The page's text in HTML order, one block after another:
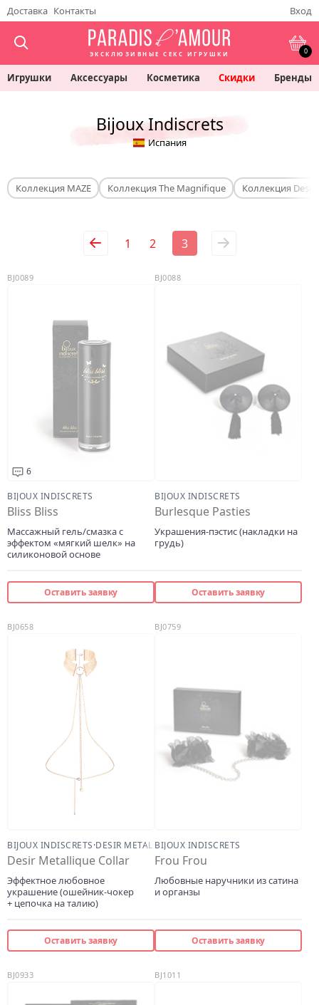
Доставка Контакты Вход
ЭКСКЛЮЗИВНЫЕ СЕКС ИГРУШКИ 0
Игрушки Аксессуары Косметика Скидки Бренды
Bijoux Indiscrets
Испания
Коллекция MAZE Коллекция The Magnifique Коллекция Desir
1 2 3
6
BIJOUX INDISCRETS
Bliss Bliss
Массажный гель/смазка с
эффектом «мягкий шелк» на
силиконовой основе
BJ0089
Оставить заявку
BIJOUX INDISCRETS
Burlesque Pasties
Украшения-пэстис (накладки на
грудь)
BJ0088
Оставить заявку
BIJOUX INDISCRETS·DESIR METALLIQUE
Desir Metallique Collar
Эффектное любовное
украшение (ошейник-чокер
+ цепочка на талию)
BJ0658
Оставить заявку
BIJOUX INDISCRETS
Frou Frou
Любовные наручники из сатина
и органзы
BJ0759
Оставить заявку
BJ0933 BJ1011